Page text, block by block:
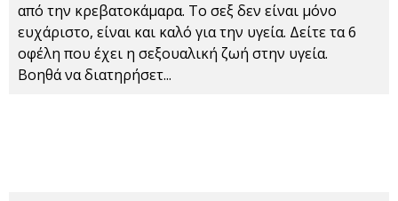
από την κρεβατοκάμαρα. Το σεξ δεν είναι μόνο
ευχάριστο, είναι και καλό για την υγεία. Δείτε τα 6
οφέλη που έχει η σεξουαλική ζωή στην υγεία.
Βοηθά να διατηρήσετ...